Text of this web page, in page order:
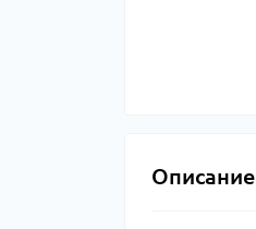
Описание